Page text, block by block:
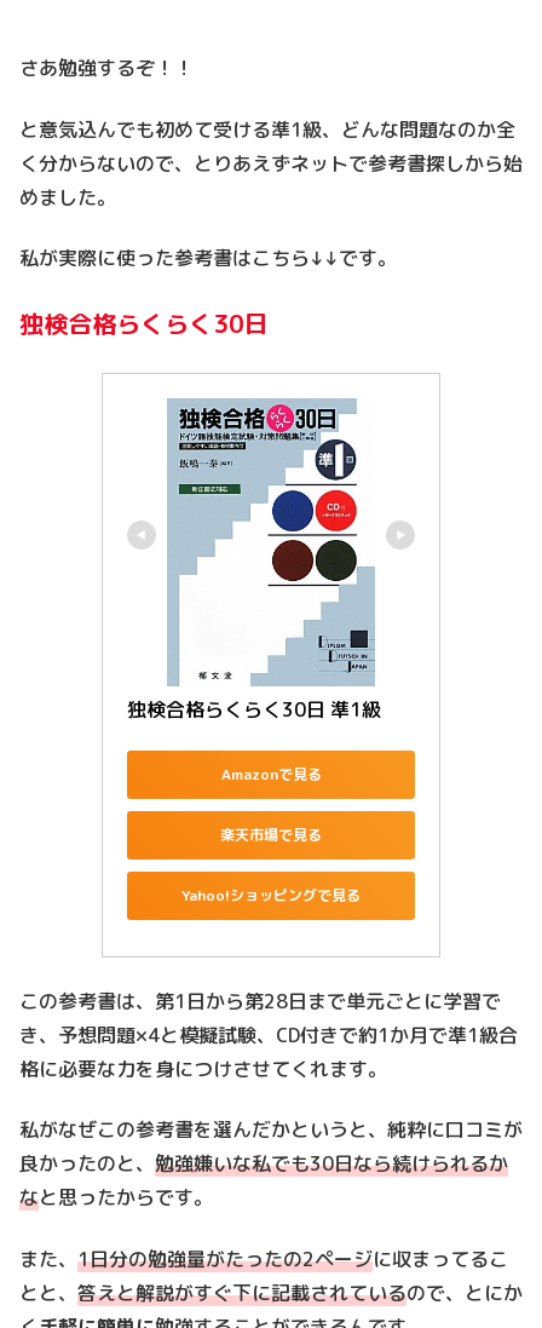
さあ勉強するぞ！！
と意気込んでも初めて受ける準1級、どんな問題なのか全
く分からないので、とりあえずネットで参考書探しから始
めました。
私が実際に使った参考書はこちら↓↓です。
独検合格らくらく30日
独検合格らくらく30日 準1級
Amazonで見る
楽天市場で見る
Yahoo!ショッピングで見る
この参考書は、第1日から第28日まで単元ごとに学習で
き、予想問題×4と模擬試験、CD付きで約1か月で準1級合
格に必要な力を身につけさせてくれます。
私がなぜこの参考書を選んだかというと、純粋に口コミが
良かったのと、 勉強嫌いな私でも30日なら続けられるか
なと思ったからです。
また、 1日分の勉強量がたったの2ページに収まってるこ
とと、 答えと解説がすぐ下に記載されているので、とにか